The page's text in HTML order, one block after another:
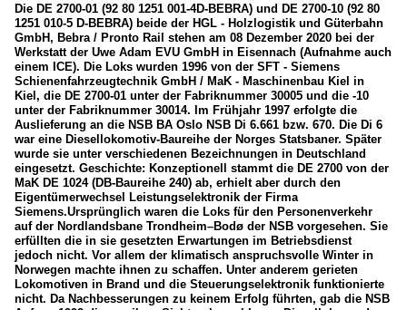
Die DE 2700-01 (92 80 1251 001-4D-BEBRA) und DE 2700-10 (92 80
1251 010-5 D-BEBRA) beide der HGL - Holzlogistik und Güterbahn
GmbH, Bebra / Pronto Rail stehen am 08 Dezember 2020 bei der
Werkstatt der Uwe Adam EVU GmbH in Eisennach (Aufnahme auch
einem ICE). Die Loks wurden 1996 von der SFT - Siemens
Schienenfahrzeugtechnik GmbH / MaK - Maschinenbau Kiel in
Kiel, die DE 2700-01 unter der Fabriknummer 30005 und die -10
unter der Fabriknummer 30014. Im Frühjahr 1997 erfolgte die
Auslieferung an die NSB BA Oslo NSB Di 6.661 bzw. 670. Die Di 6
war eine Diesellokomotiv-Baureihe der Norges Statsbaner. Später
wurde sie unter verschiedenen Bezeichnungen in Deutschland
eingesetzt. Geschichte: Konzeptionell stammt die DE 2700 von der
MaK DE 1024 (DB-Baureihe 240) ab, erhielt aber durch den
Eigentümerwechsel Leistungselektronik der Firma
Siemens.Ursprünglich waren die Loks für den Personenverkehr
auf der Nordlandsbane Trondheim–Bodø der NSB vorgesehen. Sie
erfüllten die in sie gesetzten Erwartungen im Betriebsdienst
jedoch nicht. Vor allem der klimatisch anspruchsvolle Winter in
Norwegen machte ihnen zu schaffen. Unter anderem gerieten
Lokomotiven in Brand und die Steuerungselektronik funktionierte
nicht. Da Nachbesserungen zu keinem Erfolg führten, gab die NSB